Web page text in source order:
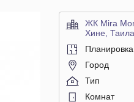
ЖК Mira
Хине,
Планировка
Город
Тип
Комнат